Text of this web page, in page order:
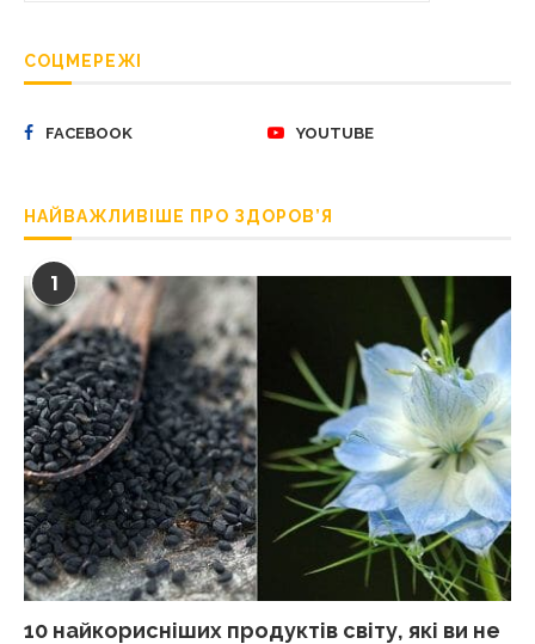
СОЦМЕРЕЖІ
FACEBOOK YOUTUBE
НАЙВАЖЛИВІШЕ ПРО ЗДОРОВ’Я
1
10 найкорисніших продуктів світу, які ви не